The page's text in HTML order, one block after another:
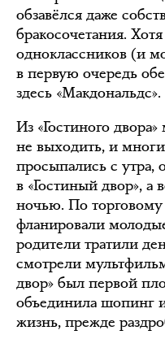
обзавёлся даже
бракосочетания.
одноклассников (и
в первую очередь
здесь «Макдональдс».
Из «Гостиного
не выходить, и
просыпались с утра,
в «Гостиный двор», а
ночью. По
фланировали
родители тратили
смотрели
двор» был первой
объединила шопинг
жизнь, прежде